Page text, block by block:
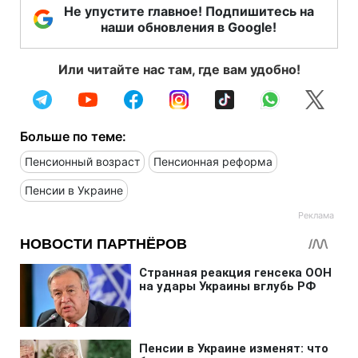
Не упустите главное! Подпишитесь на
наши обновления в Google!
Или читайте нас там, где вам удобно!
Больше по теме:
Пенсионный возраст Пенсионная реформа
Пенсии в Украине